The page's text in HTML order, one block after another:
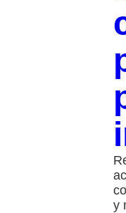
y